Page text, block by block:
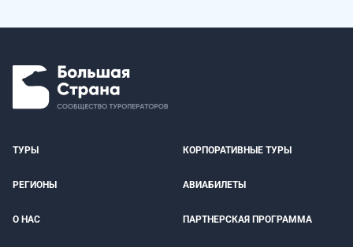
ТУРЫ КОРПОРАТИВНЫЕ ТУРЫ
РЕГИОНЫ АВИАБИЛЕТЫ
О НАС ПАРТНЕРСКАЯ ПРОГРАММА